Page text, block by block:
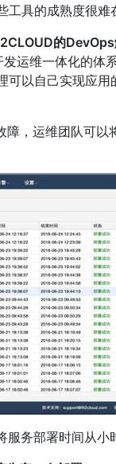
具的成熟度很难
的
运维一体化的体
以自己实现应
，运维团队可以
务部署时间从小